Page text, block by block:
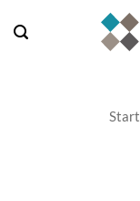
Inhalt
Start